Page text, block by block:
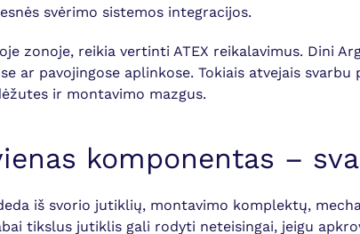
svėrimo sistemos integracijos.
zonoje, reikia vertinti ATEX reikalavimus. Dini
ar pavojingose aplinkose. Tokiais atvejais
ir montavimo mazgus.
komponentas –
iš svorio jutiklių, montavimo komplektų,
tikslus jutiklis gali rodyti neteisingai, jeigu